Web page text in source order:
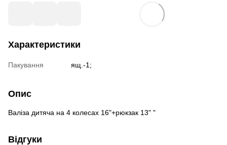
Характеристики
Пакування ящ.-1;
Опис
Валіза дитяча на 4 колесах 16"+рюкзак 13" "
Відгуки